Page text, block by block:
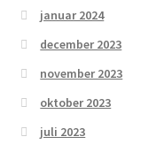
januar 2024
december 2023
november 2023
oktober 2023
juli 2023